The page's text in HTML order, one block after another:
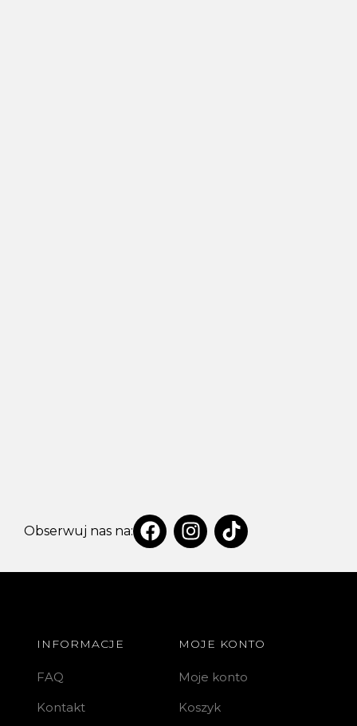
Obserwuj nas na:
INFORMACJE
FAQ
Kontakt
MOJE KONTO
Moje konto
Koszyk